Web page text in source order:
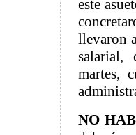
este
llevaron
salarial,
martes,
NO